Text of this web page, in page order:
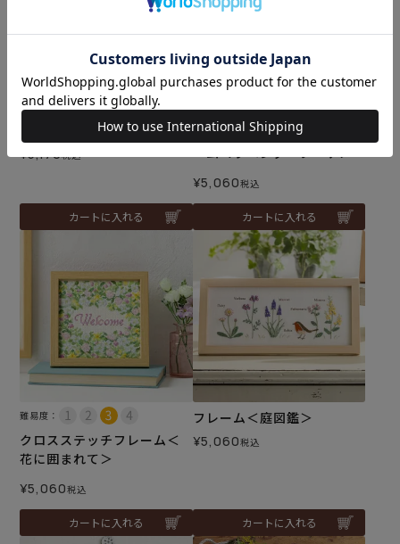
クロスステッチフレーム＜
コスモス畑＞
¥5,170税込
カートに入れる
難易度：
クロスステッチフープフレ
¥5,060税込
カートに入れる
難易度：
クロスステッチフレーム＜
花に囲まれて＞
¥5,060税込
カートに入れる
フレーム＜庭図鑑＞
¥5,060税込
カートに入れる